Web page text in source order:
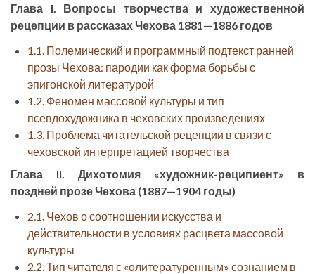
Глава I. Вопросы творчества и художественной
рецепции в рассказах Чехова 1881—1886 годов
1.1. Полемический и программный подтекст ранней
прозы Чехова: пародии как форма борьбы с
эпигонской литературой
1.2. Феномен массовой культуры и тип
псевдохудожника в чеховских произведениях
1.3. Проблема читательской рецепции в связи с
чеховской интерпретацией творчества
Глава II. Дихотомия «художник-реципиент» в
поздней прозе Чехова (1887—1904 годы)
2.1. Чехов о соотношении искусства и
действительности в условиях расцвета массовой
культуры
2.2. Тип читателя с «олитературенным» сознанием в